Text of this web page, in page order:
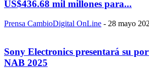
US$436.68 mil millones para...
Prensa CambioDigital OnLine - 28 mayo
Sony Electronics presentará su
NAB 2025